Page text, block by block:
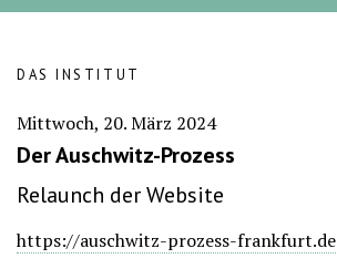
DAS INSTITUT
Mittwoch, 20. März 2024
Der Auschwitz-Prozess
Relaunch der Website
https://auschwitz-prozess-frankfurt.de